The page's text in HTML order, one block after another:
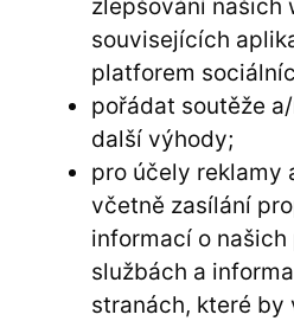
zlepšování našich
souvisejících
platforem
pořádat soutěže
další výhody;
pro účely reklamy
včetně zasílání
informací o
službách a
stranách, které by